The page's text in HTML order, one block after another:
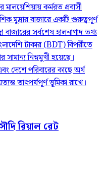
মালয়েশিয়ায় কর্মরত প্রবাসী
মুদ্রার বাজারে একটি গুরুত্বপূর্ণ
বাজারের সর্বশেষ হালনাগাদ তথ্য
টাকার (BDT) বিপরীতে
নিম্নমুখী হয়েছে।
দেশে পরিবারের কাছে অর্থ
তাৎপর্যপূর্ণ ভূমিকা রাখে।
রিয়াল রেট